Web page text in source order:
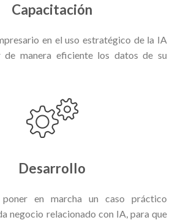
Capacitación
en el uso estratégico de la IA
de manera eficiente los datos de su
Desarrollo
en marcha un caso práctico
negocio relacionado con IA, para que